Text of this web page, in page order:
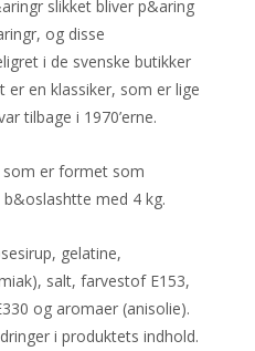
slikket bliver p&aring
og disse
i de svenske butikker
er en klassiker, som er lige
tilbage i 1970’erne.
som er formet som
med 4 kg.
gelatine,
salt, farvestof E153,
og aromaer (anisolie).
i produktets indhold.